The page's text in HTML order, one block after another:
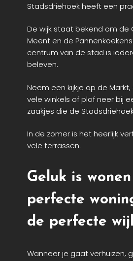
Stadsdriehoek heeft een
De wijk staat bekend om de
Meent en de
centrum van de stad is
beleven.
Neem een kijkje op de
vele winkels of plof neer bij
zaakjes die de
In de zomer is het heerlijk
vele terrassen.
Geluk is
perfecte
de perfecte
Wanneer je gaat verhuizen,